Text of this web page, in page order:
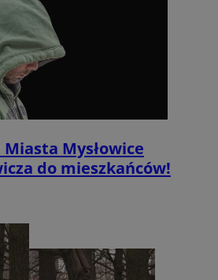
Mysłowice
do mieszkańców!